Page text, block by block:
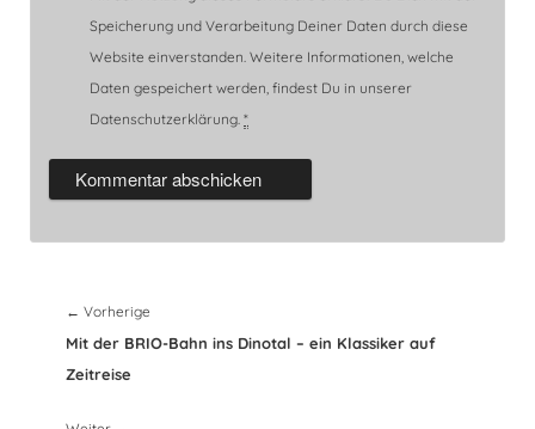
Speicherung und Verarbeitung Deiner Daten durch diese
Website einverstanden. Weitere Informationen, welche
Daten gespeichert werden, findest Du in unserer
Datenschutzerklärung.*
← Vorherige
Beitrag:
Mit der BRIO-Bahn ins Dinotal – ein Klassiker auf
Zeitreise